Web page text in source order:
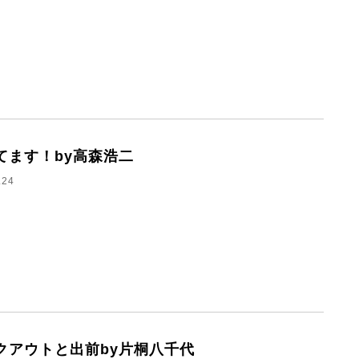
ます！by高森浩二
アウトと出前by片桐八千代